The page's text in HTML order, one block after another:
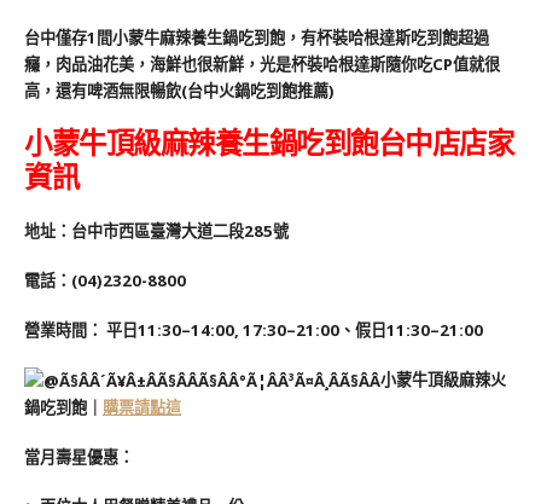
台中僅存1間小蒙牛麻辣養生鍋吃到飽，有杯裝哈根達斯吃到飽超過
癮，肉品油花美，海鮮也很新鮮，光是杯裝哈根達斯隨你吃CP值就很
高，還有啤酒無限暢飲(台中火鍋吃到飽推薦)
小蒙牛頂級麻辣養生鍋吃到飽台中店店家
資訊
地址：台中市西區臺灣大道二段285號
電話：(04)2320-8800
營業時間： 平日11:30–14:00, 17:30–21:00、假日11:30–21:00
小蒙牛頂級麻辣火
鍋吃到飽｜ 購票請點這
當月壽星優惠：